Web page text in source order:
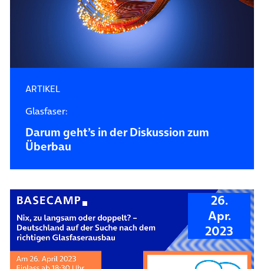
ARTIKEL
Glasfaser:
Darum geht’s in der Diskussion zum
Überbau
26.
Apr.
2023